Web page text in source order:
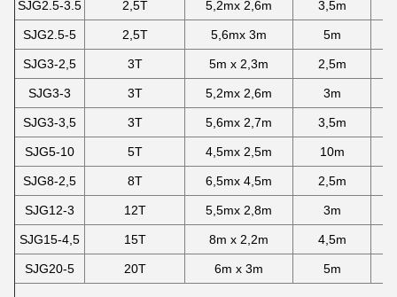
SJG2.5-3.5 2,5T 5,2mx 2,6m 3,5m
SJG2.5-5 2,5T 5,6mx 3m 5m
SJG3-2,5 3T 5m x 2,3m 2,5m
SJG3-3 3T 5,2mx 2,6m 3m
SJG3-3,5 3T 5,6mx 2,7m 3,5m
SJG5-10 5T 4,5mx 2,5m 10m
SJG8-2,5 8T 6,5mx 4,5m 2,5m
SJG12-3 12T 5,5mx 2,8m 3m
SJG15-4,5 15T 8m x 2,2m 4,5m
SJG20-5 20T 6m x 3m 5m